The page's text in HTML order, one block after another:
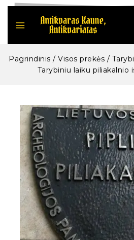
Pagrindinis / Visos prekės /
Tarybiniu laiku piliakalnio